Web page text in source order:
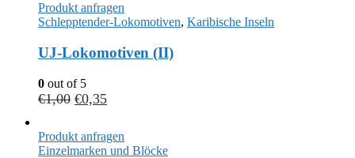
Produkt anfragen
Schlepptender-Lokomotiven, Karibische Inseln
UJ-Lokomotiven (II)
0 out of 5
€1,00 €0,35
Produkt anfragen
Einzelmarken und Blöcke